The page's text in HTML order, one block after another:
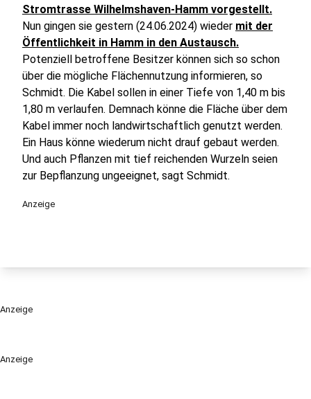
Anzeige
Stromtrasse Wilhelmshaven-Hamm vorgestellt.
Nun gingen sie gestern (24.06.2024) wieder mit der
Öffentlichkeit in Hamm in den Austausch.
Potenziell betroffene Besitzer können sich so schon
über die mögliche Flächennutzung informieren, so
Schmidt. Die Kabel sollen in einer Tiefe von 1,40 m bis
1,80 m verlaufen. Demnach könne die Fläche über dem
Kabel immer noch landwirtschaftlich genutzt werden.
Ein Haus könne wiederum nicht drauf gebaut werden.
Und auch Pflanzen mit tief reichenden Wurzeln seien
zur Bepflanzung ungeeignet, sagt Schmidt.
Anzeige
Anzeige